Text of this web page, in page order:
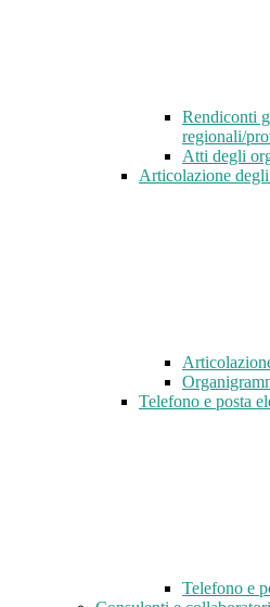
Rendiconti
regionali/
Atti degli
Articolazione
Telefono e posta
Telefono e